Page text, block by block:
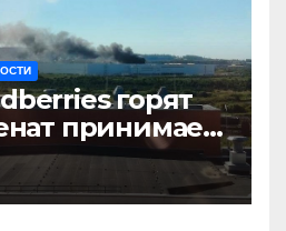
горят
принимает